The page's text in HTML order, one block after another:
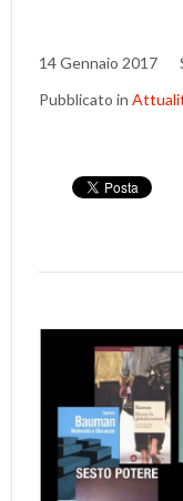
14 Gennaio 2017
Pubblicato in